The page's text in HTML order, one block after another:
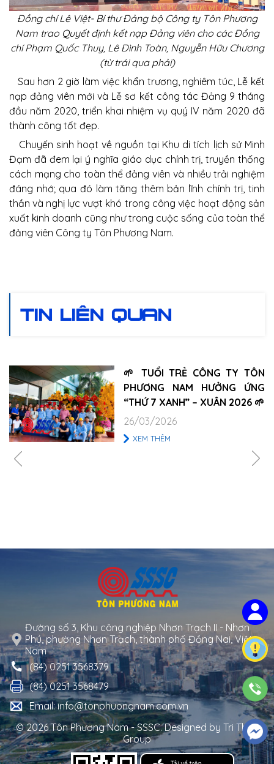
Đồng chí Lê Việt- Bí thư Đảng bộ Công ty Tôn Phương
Nam trao Quyết định kết nạp Đảng viên cho các Đồng
chí Phạm Quốc Thuy, Lê Đình Toàn, Nguyễn Hữu Chương
(từ trái qua phải)
Sau hơn 2 giờ làm việc khẩn trương, nghiêm túc, Lễ kết
nạp đảng viên mới và Lễ sơ kết công tác Đảng 9 tháng
đầu năm 2020, triển khai nhiệm vụ quý IV năm 2020 đã
thành công tốt đẹp.
Chuyến sinh hoạt về nguồn tại Khu di tích lịch sử Minh
Đạm đã đem lại ý nghĩa giáo dục chính trị, truyền thống
cách mạng cho toàn thể đảng viên và nhiều trải nghiệm
đáng nhớ; qua đó làm tăng thêm bản lĩnh chính trị, tinh
thần và nghị lực vượt khó trong công việc hoạt động sản
xuất kinh doanh cũng như trong cuộc sống của toàn thể
đảng viên Công ty Tôn Phương Nam.
TIN LIÊN QUAN
🌱 TUỔI TRẺ CÔNG TY TÔN
PHƯƠNG NAM HƯỞNG ỨNG
“THỨ 7 XANH” – XUÂN 2026 🌱
26/03/2026
XEM THÊM
Đường số 3, Khu công nghiệp Nhơn Trạch II - Nhơn
Phú, phường Nhơn Trạch, thành phố Đồng Nai, Việt
Nam
(84) 0251 3568379
(84) 0251 3568479
Email: info@tonphuongnam.com.vn
© 2026 Tôn Phương Nam - SSSC. Designed by Tri Thuc
Group